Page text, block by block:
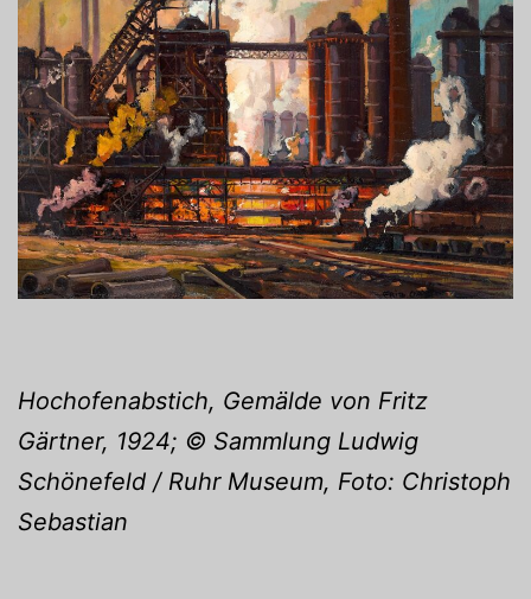
Hochofenabstich, Gemälde von Fritz
Gärtner, 1924; © Sammlung Ludwig
Schönefeld / Ruhr Museum, Foto: Christoph
Sebastian